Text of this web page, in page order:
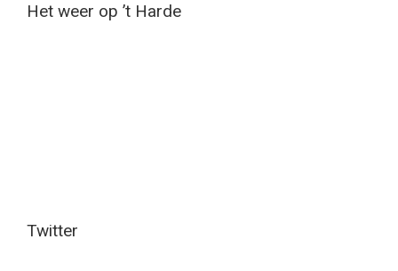
Het weer op ’t Harde
Twitter